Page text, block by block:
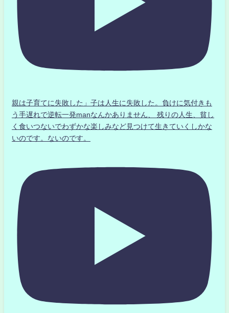
親は子育てに失敗した」子は人生に失敗した。負けに気付きも
う手遅れで逆転一発manなんかありません、 残りの人生、貧し
く食いつないでわずかな楽しみなど見つけて生きていくしかな
いのです。ないのです。